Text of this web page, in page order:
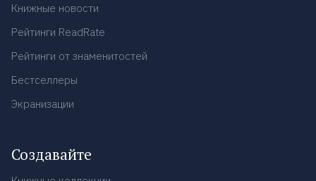
Книжные новости
Рейтинги ReadRate
Рейтинги от знаменитостей
Бестселлеры
Экранизации
Создавайте